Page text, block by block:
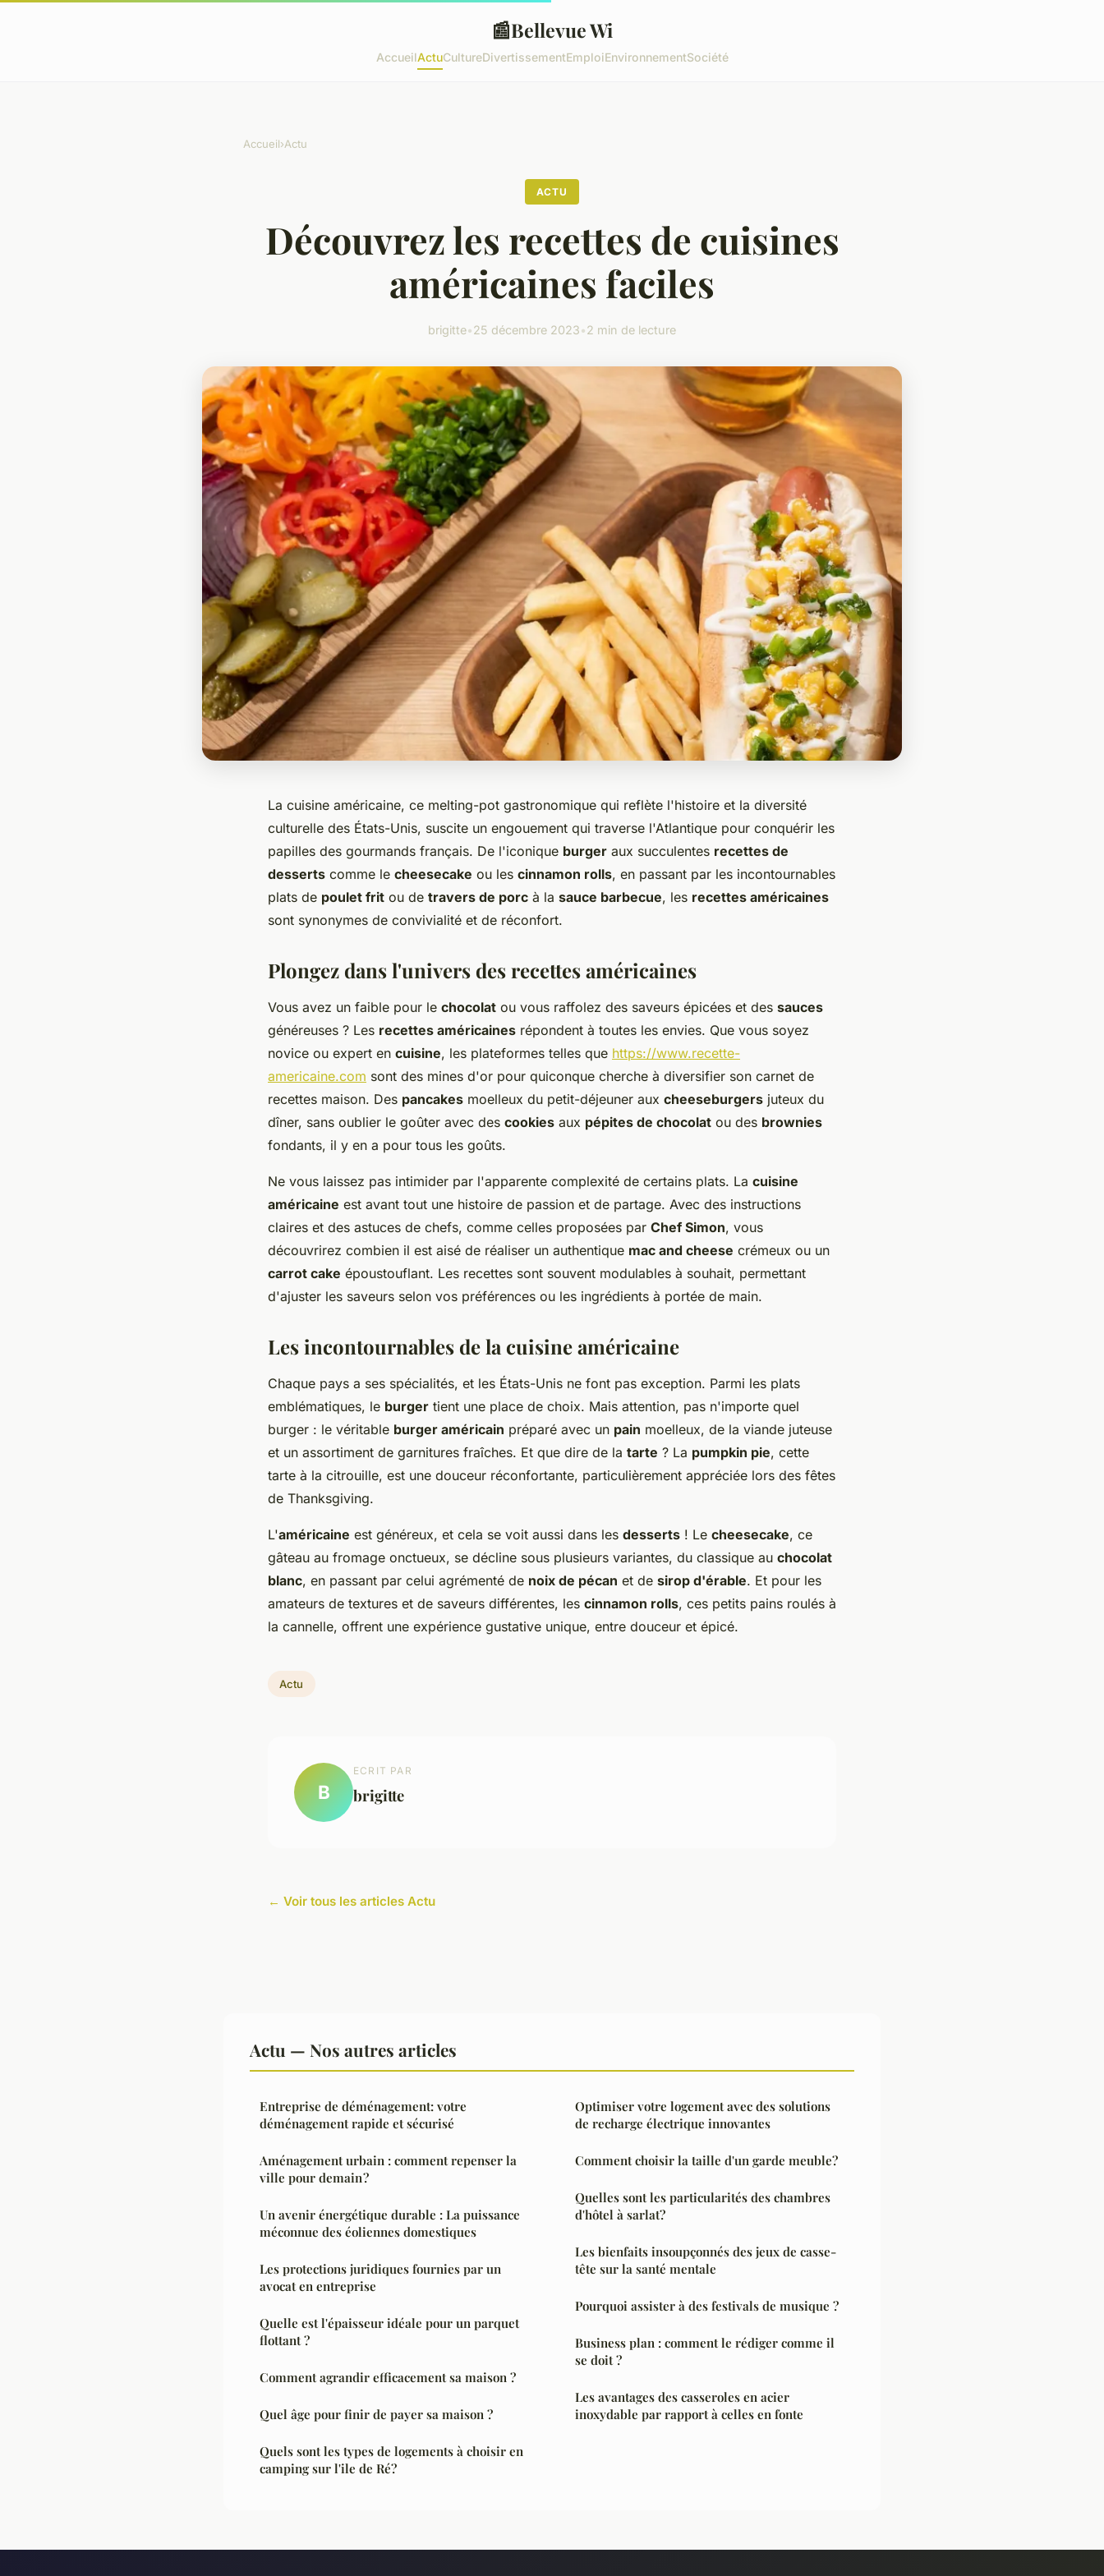
📰Bellevue Wi
AccueilActuCultureDivertissementEmploiEnvironnementSociété
Accueil›Actu
ACTU
Découvrez les recettes de cuisines
américaines faciles
brigitte•25 décembre 2023•2 min de lecture
La cuisine américaine, ce melting-pot gastronomique qui reflète l'histoire et la diversité
culturelle des États-Unis, suscite un engouement qui traverse l'Atlantique pour conquérir les
papilles des gourmands français. De l'iconique burger aux succulentes recettes de
desserts comme le cheesecake ou les cinnamon rolls, en passant par les incontournables
plats de poulet frit ou de travers de porc à la sauce barbecue, les recettes américaines
sont synonymes de convivialité et de réconfort.
Plongez dans l'univers des recettes américaines
Vous avez un faible pour le chocolat ou vous raffolez des saveurs épicées et des sauces
généreuses ? Les recettes américaines répondent à toutes les envies. Que vous soyez
novice ou expert en cuisine, les plateformes telles que https://www.recette-
americaine.com sont des mines d'or pour quiconque cherche à diversifier son carnet de
recettes maison. Des pancakes moelleux du petit-déjeuner aux cheeseburgers juteux du
dîner, sans oublier le goûter avec des cookies aux pépites de chocolat ou des brownies
fondants, il y en a pour tous les goûts.
Ne vous laissez pas intimider par l'apparente complexité de certains plats. La cuisine
américaine est avant tout une histoire de passion et de partage. Avec des instructions
claires et des astuces de chefs, comme celles proposées par Chef Simon, vous
découvrirez combien il est aisé de réaliser un authentique mac and cheese crémeux ou un
carrot cake époustouflant. Les recettes sont souvent modulables à souhait, permettant
d'ajuster les saveurs selon vos préférences ou les ingrédients à portée de main.
Les incontournables de la cuisine américaine
Chaque pays a ses spécialités, et les États-Unis ne font pas exception. Parmi les plats
emblématiques, le burger tient une place de choix. Mais attention, pas n'importe quel
burger : le véritable burger américain préparé avec un pain moelleux, de la viande juteuse
et un assortiment de garnitures fraîches. Et que dire de la tarte ? La pumpkin pie, cette
tarte à la citrouille, est une douceur réconfortante, particulièrement appréciée lors des fêtes
de Thanksgiving.
L'américaine est généreux, et cela se voit aussi dans les desserts ! Le cheesecake, ce
gâteau au fromage onctueux, se décline sous plusieurs variantes, du classique au chocolat
blanc, en passant par celui agrémenté de noix de pécan et de sirop d'érable. Et pour les
amateurs de textures et de saveurs différentes, les cinnamon rolls, ces petits pains roulés à
la cannelle, offrent une expérience gustative unique, entre douceur et épicé.
Actu
B
ECRIT PAR
brigitte
← Voir tous les articles Actu
Actu — Nos autres articles
Entreprise de déménagement: votre
déménagement rapide et sécurisé
Aménagement urbain : comment repenser la
ville pour demain ?
Un avenir énergétique durable : La puissance
méconnue des éoliennes domestiques
Les protections juridiques fournies par un
avocat en entreprise
Quelle est l'épaisseur idéale pour un parquet
flottant ?
Comment agrandir efficacement sa maison ?
Quel âge pour finir de payer sa maison ?
Quels sont les types de logements à choisir en
camping sur l'ile de Ré?
Optimiser votre logement avec des solutions
de recharge électrique innovantes
Comment choisir la taille d'un garde meuble?
Quelles sont les particularités des chambres
d'hôtel à sarlat?
Les bienfaits insoupçonnés des jeux de casse-
tête sur la santé mentale
Pourquoi assister à des festivals de musique ?
Business plan : comment le rédiger comme il
se doit ?
Les avantages des casseroles en acier
inoxydable par rapport à celles en fonte